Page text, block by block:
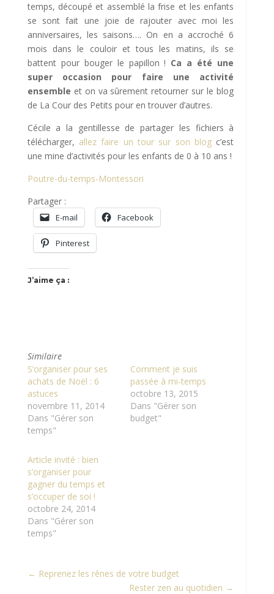
temps, découpé et assemblé la frise et les enfants
se sont fait une joie de rajouter avec moi les
anniversaires, les saisons…. On en a accroché 6
mois dans le couloir et tous les matins, ils se
battent pour bouger le papillon ! Ca a été une
super occasion pour faire une activité
ensemble et on va sûrement retourner sur le blog
de La Cour des Petits pour en trouver d’autres.
Cécile a la gentillesse de partager les fichiers à
télécharger, allez faire un tour sur son blog c’est
une mine d’activités pour les enfants de 0 à 10 ans !
Poutre-du-temps-Montessori
Partager :
E-mail Facebook
Pinterest
J’aime ça :
Similaire
S’organiser pour ses
achats de Noël : 6
astuces
novembre 11, 2014
Dans "Gérer son
temps"
Comment je suis
passée à mi-temps
octobre 13, 2015
Dans "Gérer son
budget"
Article invité : bien
s’organiser pour
gagner du temps et
s’occuper de soi !
octobre 24, 2014
Dans "Gérer son
temps"
← Reprenez les rênes de votre budget
Rester zen au quotidien →